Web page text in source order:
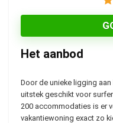
Het aanbod
Door de unieke ligging
uitstek geschikt voor
200 accommodaties is er
vakantiewoning exact zo